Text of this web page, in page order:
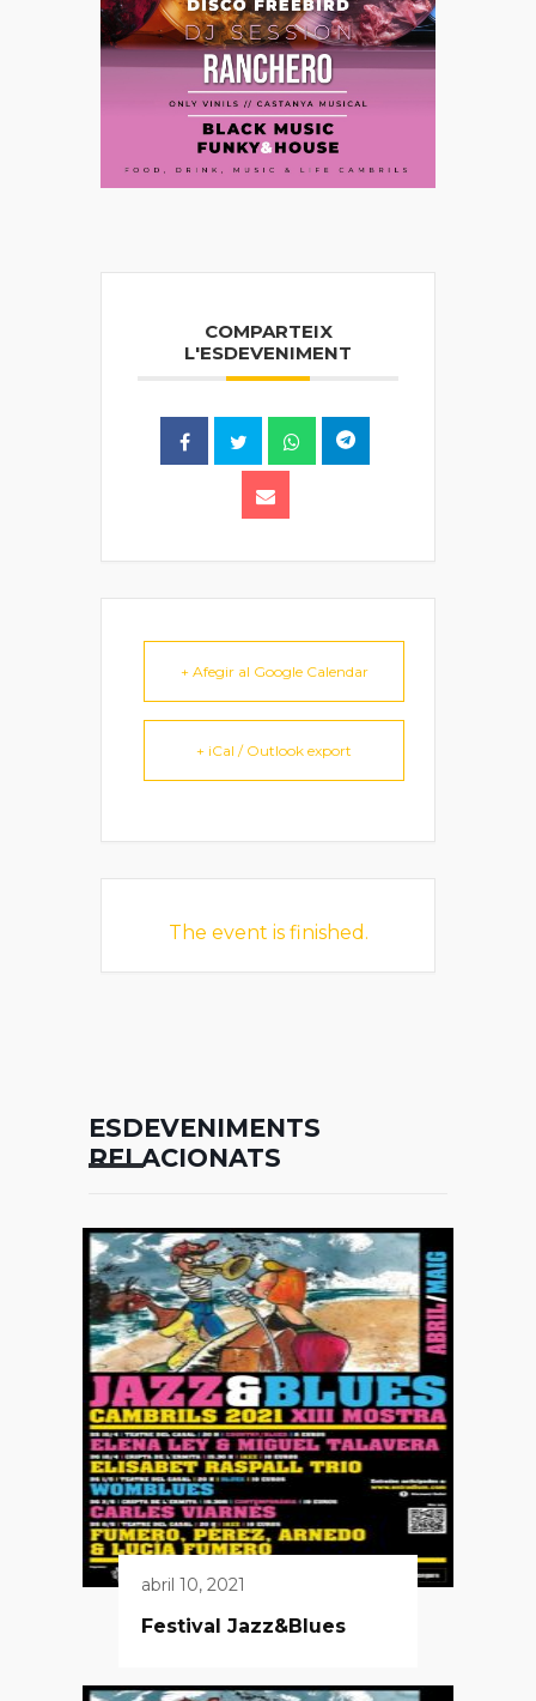
COMPARTEIX
L'ESDEVENIMENT
+ Afegir al Google Calendar
+ iCal / Outlook export
The event is finished.
ESDEVENIMENTS
RELACIONATS
abril 10, 2021
Festival Jazz&Blues